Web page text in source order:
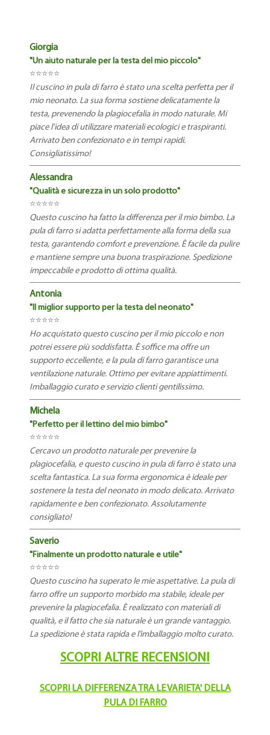
Giorgia
"Un aiuto naturale per la testa del mio piccolo"
⭐⭐⭐⭐⭐
Il cuscino in pula di farro è stato una scelta perfetta per il
mio neonato. La sua forma sostiene delicatamente la
testa, prevenendo la plagiocefalia in modo naturale. Mi
piace l'idea di utilizzare materiali ecologici e traspiranti.
Arrivato ben confezionato e in tempi rapidi.
Consigliatissimo!
Alessandra
"Qualità e sicurezza in un solo prodotto"
⭐⭐⭐⭐⭐
Questo cuscino ha fatto la differenza per il mio bimbo. La
pula di farro si adatta perfettamente alla forma della sua
testa, garantendo comfort e prevenzione. È facile da pulire
e mantiene sempre una buona traspirazione. Spedizione
impeccabile e prodotto di ottima qualità.
Antonia
"Il miglior supporto per la testa del neonato"
⭐⭐⭐⭐⭐
Ho acquistato questo cuscino per il mio piccolo e non
potrei essere più soddisfatta. È soffice ma offre un
supporto eccellente, e la pula di farro garantisce una
ventilazione naturale. Ottimo per evitare appiattimenti.
Imballaggio curato e servizio clienti gentilissimo.
Michela
"Perfetto per il lettino del mio bimbo"
⭐⭐⭐⭐⭐
Cercavo un prodotto naturale per prevenire la
plagiocefalia, e questo cuscino in pula di farro è stato una
scelta fantastica. La sua forma ergonomica è ideale per
sostenere la testa del neonato in modo delicato. Arrivato
rapidamente e ben confezionato. Assolutamente
consigliato!
Saverio
"Finalmente un prodotto naturale e utile"
⭐⭐⭐⭐⭐
Questo cuscino ha superato le mie aspettative. La pula di
farro offre un supporto morbido ma stabile, ideale per
prevenire la plagiocefalia. È realizzato con materiali di
qualità, e il fatto che sia naturale è un grande vantaggio.
La spedizione è stata rapida e l’imballaggio molto curato.
SCOPRI ALTRE RECENSIONI
SCOPRI LA DIFFERENZA TRA LE VARIETA' DELLA
PULA DI FARRO